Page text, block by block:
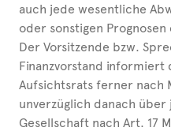
auch jede wesentliche
oder sonstigen
Der Vorsitzende bzw.
Finanzvorstand informiert
Aufsichtsrats ferner nach
unverzüglich danach
Gesellschaft nach Art. 17